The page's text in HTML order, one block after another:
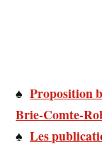
♠Proposition
Brie-Comte-
♠Les